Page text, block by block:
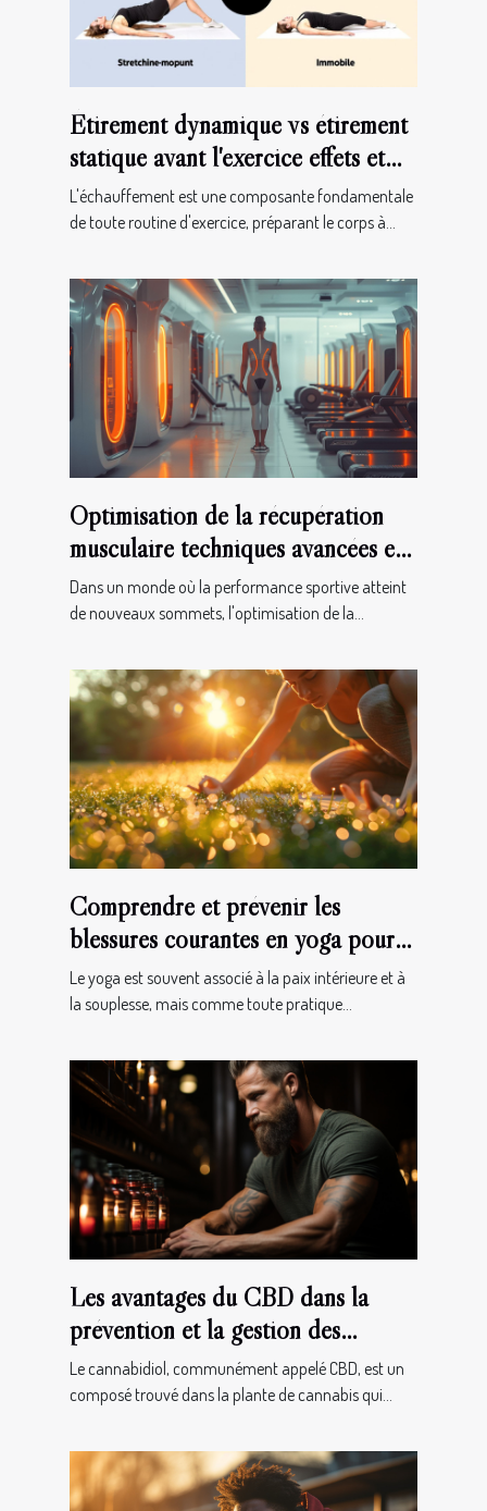
Étirement dynamique vs étirement
statique avant l'exercice effets et
recommandations
L'échauffement est une composante fondamentale
de toute routine d'exercice, préparant le corps à...
Optimisation de la récupération
musculaire techniques avancées et
innovations
Dans un monde où la performance sportive atteint
de nouveaux sommets, l'optimisation de la...
Comprendre et prévenir les
blessures courantes en yoga pour
une pratique plus sûre
Le yoga est souvent associé à la paix intérieure et à
la souplesse, mais comme toute pratique...
Les avantages du CBD dans la
prévention et la gestion des
douleurs musculaires
Le cannabidiol, communément appelé CBD, est un
composé trouvé dans la plante de cannabis qui...